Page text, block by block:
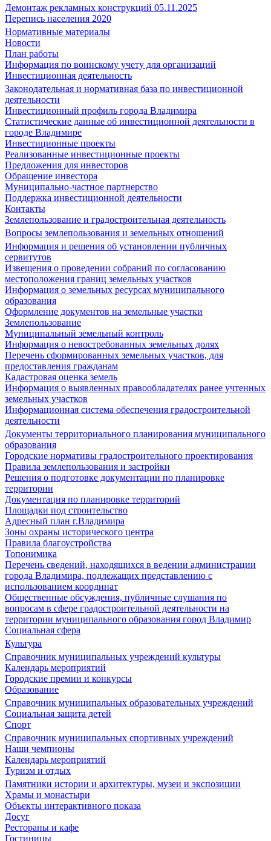
Демонтаж рекламных конструкций 05.11.2025
Перепись населения 2020
Нормативные материалы
Новости
План работы
Информация по воинскому учету для организаций
Инвестиционная деятельность
Законодательная и нормативная база по инвестиционной
деятельности
Инвестиционный профиль города Владимира
Статистические данные об инвестиционной деятельности в
городе Владимире
Инвестиционные проекты
Реализованные инвестиционные проекты
Предложения для инвесторов
Обращение инвестора
Муниципально-частное партнерство
Поддержка инвестиционной деятельности
Контакты
Землепользование и градостроительная деятельность
Вопросы землепользования и земельных отношений
Информация и решения об установлении публичных
сервитутов
Извещения о проведении собраний по согласованию
местоположения границ земельных участков
Информация о земельных ресурсах муниципального
образования
Оформление документов на земельные участки
Землепользование
Муниципальный земельный контроль
Информация о невостребованных земельных долях
Перечень сформированных земельных участков, для
предоставления гражданам
Кадастровая оценка земель
Информация о выявленных правообладателях ранее учтенных
земельных участков
Информационная система обеспечения градостроительной
деятельности
Документы территориального планирования муниципального
образования
Городские нормативы градостроительного проектирования
Правила землепользования и застройки
Решения о подготовке документации по планировке
территории
Документация по планировке территорий
Площадки под строительство
Адресный план г.Владимира
Зоны охраны исторического центра
Правила благоустройства
Топонимика
Перечень сведений, находящихся в ведении администрации
города Владимира, подлежащих представлению с
использованием координат
Общественные обсуждения, публичные слушания по
вопросам в сфере градостроительной деятельности на
территории муниципального образования город Владимир
Социальная сфера
Культура
Справочник муниципальных учреждений культуры
Календарь мероприятий
Городские премии и конкурсы
Образование
Справочник муниципальных образовательных учреждений
Социальная защита детей
Спорт
Справочник муниципальных спортивных учреждений
Наши чемпионы
Календарь мероприятий
Туризм и отдых
Памятники истории и архитектуры, музеи и экспозиции
Храмы и монастыри
Объекты интерактивного показа
Досуг
Рестораны и кафе
Гостиницы